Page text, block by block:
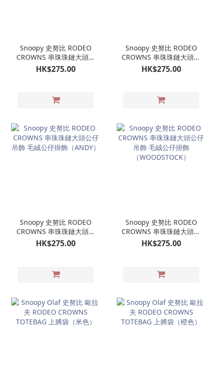
Snoopy 史努比 RODEO
CROWNS 串珠珠鏈大頭公
仔吊飾 毛絨公仔掛飾
（OLAF 歐拉夫）
HK$275.00
Snoopy 史努比 RODEO
CROWNS 串珠珠鏈大頭公
仔吊飾 毛絨公仔掛飾
（SNOOPY）
HK$275.00
Snoopy 史努比 RODEO
CROWNS 串珠珠鏈大頭公
仔吊飾 毛絨公仔掛飾
（ANDY）
HK$275.00
Snoopy 史努比 RODEO
CROWNS 串珠珠鏈大頭公
仔吊飾 毛絨公仔掛飾
（WOODSTOCK）
HK$275.00